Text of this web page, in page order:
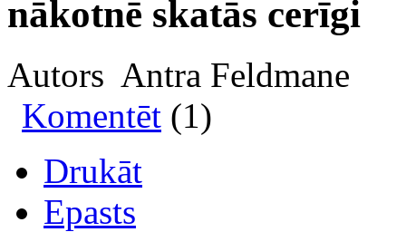
nākotnē skatās cerīgi
Autors Antra Feldmane
Komentēt (1)
Drukāt
Epasts